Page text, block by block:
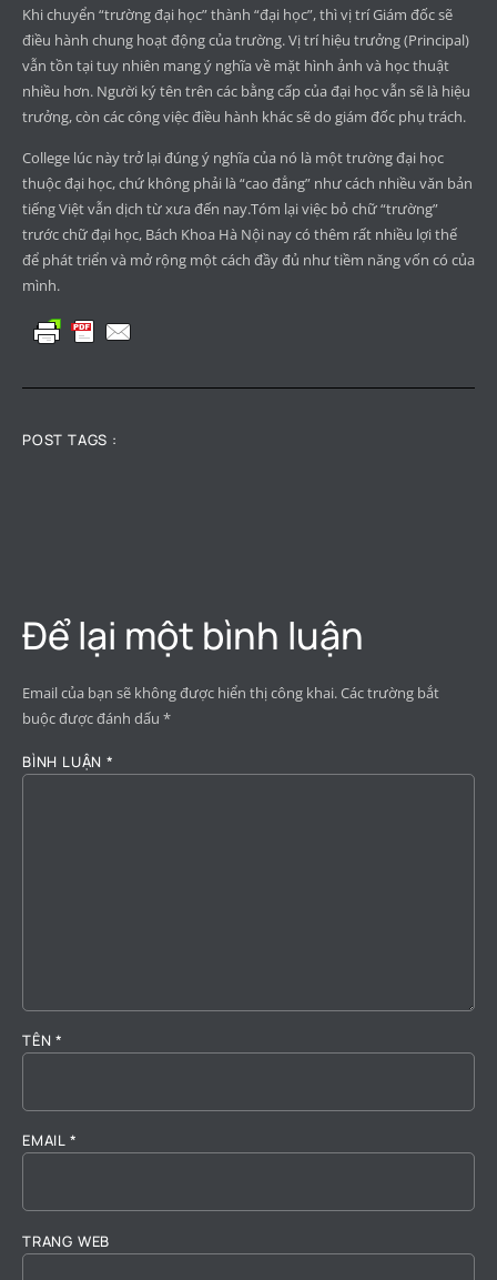
Khi chuyển “trường đại học” thành “đại học”, thì vị trí Giám đốc sẽ
điều hành chung hoạt động của trường. Vị trí hiệu trưởng (Principal)
vẫn tồn tại tuy nhiên mang ý nghĩa về mặt hình ảnh và học thuật
nhiều hơn. Người ký tên trên các bằng cấp của đại học vẫn sẽ là hiệu
trưởng, còn các công việc điều hành khác sẽ do giám đốc phụ trách.
College lúc này trở lại đúng ý nghĩa của nó là một trường đại học
thuộc đại học, chứ không phải là “cao đẳng” như cách nhiều văn bản
tiếng Việt vẫn dịch từ xưa đến nay.Tóm lại việc bỏ chữ “trường”
trước chữ đại học, Bách Khoa Hà Nội nay có thêm rất nhiều lợi thế
để phát triển và mở rộng một cách đầy đủ như tiềm năng vốn có của
mình.
POST TAGS :
Để lại một bình luận
Email của bạn sẽ không được hiển thị công khai.Các trường bắt
buộc được đánh dấu *
BÌNH LUẬN *
TÊN*
EMAIL *
TRANG WEB